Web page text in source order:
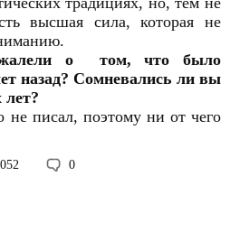
высшая сила, которая не
о том, что было
назад? Сомневались ли вы
не писал, поэтому ни от чего
0